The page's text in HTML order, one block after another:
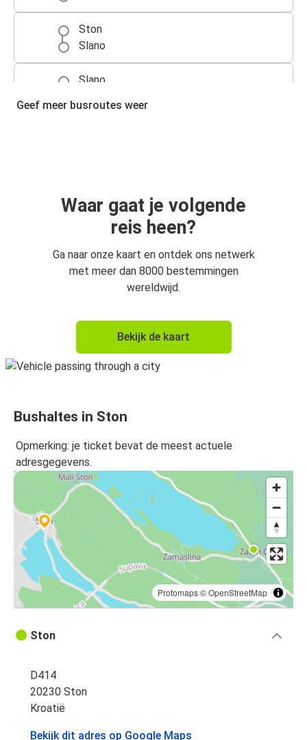
Ston
Slano
Slano
Geef meer busroutes weer
Waar gaat je volgende
reis heen?
Ga naar onze kaart en ontdek ons netwerk
met meer dan 8000 bestemmingen
wereldwijd.
Bekijk de kaart
Bushaltes in Ston
Opmerking: je ticket bevat de meest actuele
adresgegevens.
Protomaps©OpenStreetMap
Ston
D414
20230 Ston
Kroatië
Bekijk dit adres op Google Maps